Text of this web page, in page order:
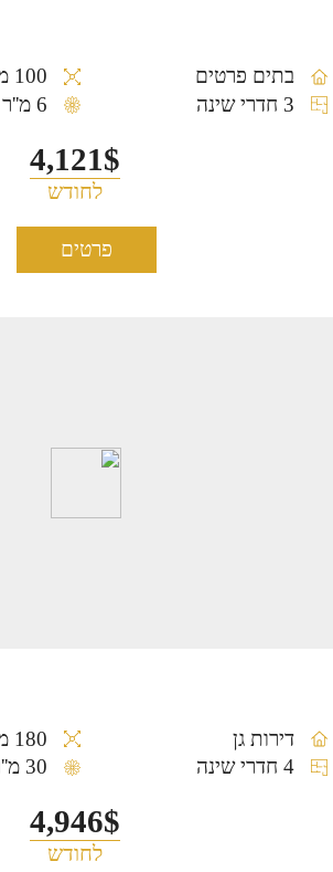
בתים פרטים
6 מ''ר
4,121$
לחודש
פרטים
דירת דופלקס גן להשכרה
דירות גן
30 מ''ר
4,946$
לחודש